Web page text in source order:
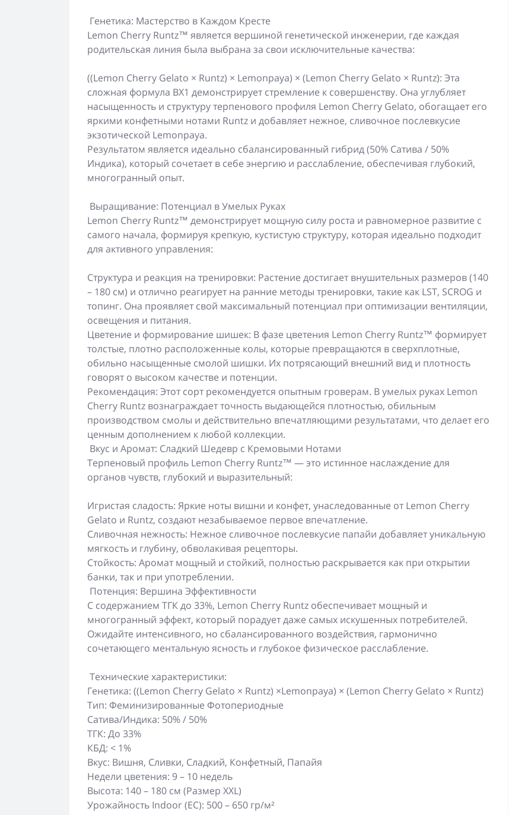
Генетика: Мастерство в Каждом Кресте
Lemon Cherry Runtz™ является вершиной генетической инженерии, где каждая
родительская линия была выбрана за свои исключительные качества:
((Lemon Cherry Gelato × Runtz) × Lemonpaya) × (Lemon Cherry Gelato × Runtz): Эта
сложная формула BX1 демонстрирует стремление к совершенству. Она углубляет
насыщенность и структуру терпенового профиля Lemon Cherry Gelato, обогащает его
яркими конфетными нотами Runtz и добавляет нежное, сливочное послевкусие
экзотической Lemonpaya.
Результатом является идеально сбалансированный гибрид (50% Сатива / 50%
Индика), который сочетает в себе энергию и расслабление, обеспечивая глубокий,
многогранный опыт.
Выращивание: Потенциал в Умелых Руках
Lemon Cherry Runtz™ демонстрирует мощную силу роста и равномерное развитие с
самого начала, формируя крепкую, кустистую структуру, которая идеально подходит
для активного управления:
Структура и реакция на тренировки: Растение достигает внушительных размеров (140
– 180 см) и отлично реагирует на ранние методы тренировки, такие как LST, SCROG и
топинг. Она проявляет свой максимальный потенциал при оптимизации вентиляции,
освещения и питания.
Цветение и формирование шишек: В фазе цветения Lemon Cherry Runtz™ формирует
толстые, плотно расположенные колы, которые превращаются в сверхплотные,
обильно насыщенные смолой шишки. Их потрясающий внешний вид и плотность
говорят о высоком качестве и потенции.
Рекомендация: Этот сорт рекомендуется опытным гроверам. В умелых руках Lemon
Cherry Runtz вознаграждает точность выдающейся плотностью, обильным
производством смолы и действительно впечатляющими результатами, что делает его
ценным дополнением к любой коллекции.
Вкус и Аромат: Сладкий Шедевр с Кремовыми Нотами
Терпеновый профиль Lemon Cherry Runtz™ — это истинное наслаждение для
органов чувств, глубокий и выразительный:
Игристая сладость: Яркие ноты вишни и конфет, унаследованные от Lemon Cherry
Gelato и Runtz, создают незабываемое первое впечатление.
Сливочная нежность: Нежное сливочное послевкусие папайи добавляет уникальную
мягкость и глубину, обволакивая рецепторы.
Стойкость: Аромат мощный и стойкий, полностью раскрывается как при открытии
банки, так и при употреблении.
Потенция: Вершина Эффективности
С содержанием ТГК до 33%, Lemon Cherry Runtz обеспечивает мощный и
многогранный эффект, который порадует даже самых искушенных потребителей.
Ожидайте интенсивного, но сбалансированного воздействия, гармонично
сочетающего ментальную ясность и глубокое физическое расслабление.
Технические характеристики:
Генетика: ((Lemon Cherry Gelato × Runtz) ×Lemonpaya) × (Lemon Cherry Gelato × Runtz)
Тип: Феминизированные Фотопериодные
Сатива/Индика: 50% / 50%
ТГК: До 33%
КБД: < 1%
Вкус: Вишня, Сливки, Сладкий, Конфетный, Папайя
Недели цветения: 9 – 10 недель
Высота: 140 – 180 см (Размер XXL)
Урожайность Indoor (ЕС): 500 – 650 гр/м²